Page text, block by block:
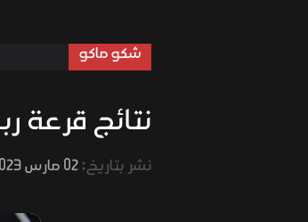
شكو ماكو
نتائج قرعة
نشر بتاريخ:02 مارس 2023 الساعة 07:28 صباحًا